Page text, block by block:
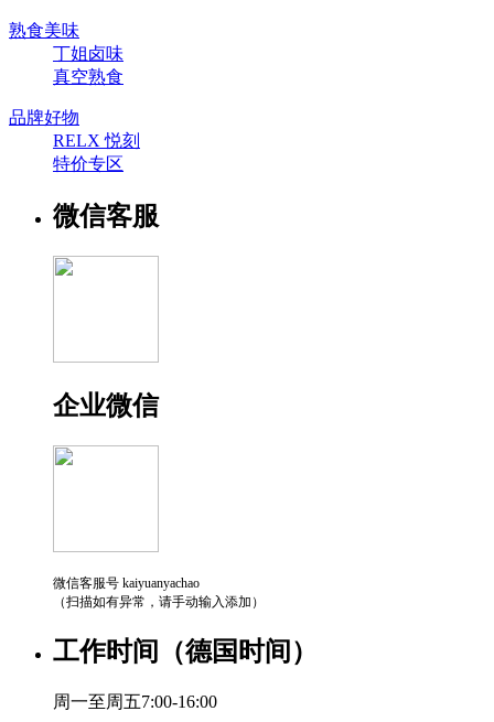
熟食美味
丁姐卤味
真空熟食
品牌好物
RELX 悦刻
特价专区
微信客服
企业微信
微信客服号 kaiyuanyachao
（扫描如有异常，请手动输入添加）
工作时间（德国时间）
周一至周五7:00-16:00